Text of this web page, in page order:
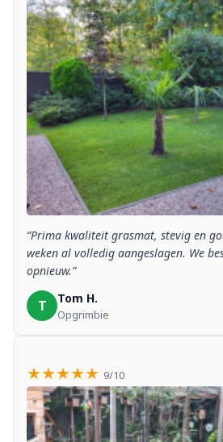
“Prima kwaliteit grasmat, stevig en
weken al volledig aangeslagen. We
opnieuw.”
T Tom H.
Opgrimbie
★★★★★ 9/10